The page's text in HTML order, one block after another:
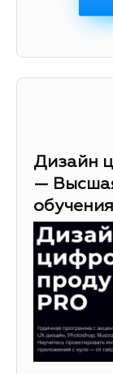
Дизайн
—